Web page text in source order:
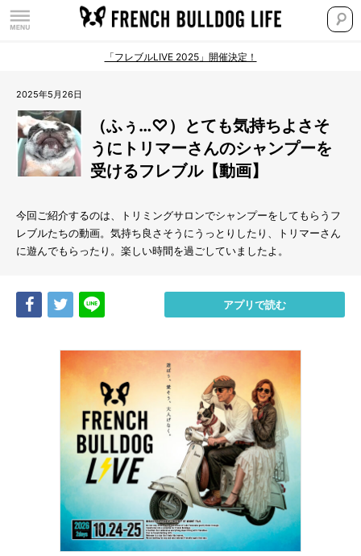
「フレブルLIVE 2025」開催決定！
2025年5月26日
（ふぅ…♡）とても気持ちよさそ
うにトリマーさんのシャンプーを
受けるフレブル【動画】
今回ご紹介するのは、トリミングサロンでシャンプーをしてもらうフ
レブルたちの動画。気持ち良さそうにうっとりしたり、トリマーさん
に遊んでもらったり。楽しい時間を過ごしていましたよ。
Share Tweet アプリで読む